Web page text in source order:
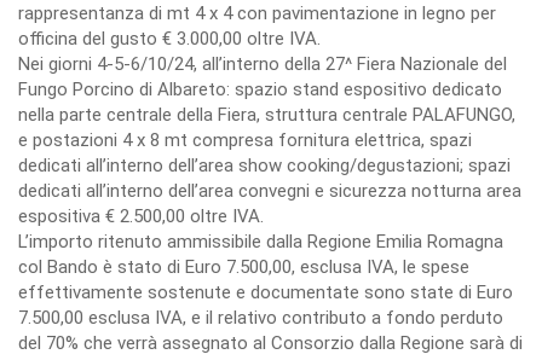
rappresentanza di mt 4 x 4 con pavimentazione in legno per
officina del gusto € 3.000,00 oltre IVA.
Nei giorni 4-5-6/10/24, all’interno della 27^ Fiera Nazionale del
Fungo Porcino di Albareto: spazio stand espositivo dedicato
nella parte centrale della Fiera, struttura centrale PALAFUNGO,
e postazioni 4 x 8 mt compresa fornitura elettrica, spazi
dedicati all’interno dell’area show cooking/degustazioni; spazi
dedicati all’interno dell’area convegni e sicurezza notturna area
espositiva € 2.500,00 oltre IVA.
L’importo ritenuto ammissibile dalla Regione Emilia Romagna
col Bando è stato di Euro 7.500,00, esclusa IVA, le spese
effettivamente sostenute e documentate sono state di Euro
7.500,00 esclusa IVA, e il relativo contributo a fondo perduto
del 70% che verrà assegnato al Consorzio dalla Regione sarà di